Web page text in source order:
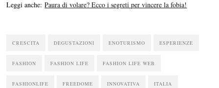
Leggi anche:Paura di volare? Ecco i segreti per vincere la fobia!
CRESCITA DEGUSTAZIONI ENOTURISMO ESPERIENZE
FASHION FASHION LIFE FASHION LIFE WEB
FASHIONLIFE FREEDOME INNOVATIVA ITALIA